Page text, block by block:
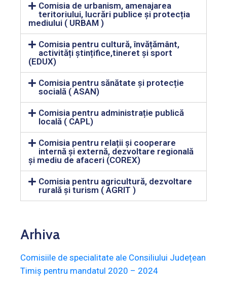
Comisia de urbanism, amenajarea
teritoriului, lucrări publice şi protecția
mediului ( URBAM )
Comisia pentru cultură, învățământ,
activități ștințifice,tineret şi sport
(EDUX)
Comisia pentru sănătate și protecție
socială ( ASAN)
Comisia pentru administrație publică
locală ( CAPL)
Comisia pentru relații şi cooperare
internă și externă, dezvoltare regională
și mediu de afaceri (COREX)
Comisia pentru agricultură, dezvoltare
rurală și turism ( AGRIT )
Arhiva
Comisiile de specialitate ale Consiliului Județean
Timiș pentru mandatul 2020 – 2024